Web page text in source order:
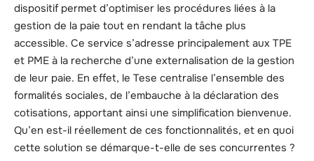
dispositif permet d’optimiser les procédures liées à la
gestion de la paie tout en rendant la tâche plus
accessible. Ce service s’adresse principalement aux TPE
et PME à la recherche d’une externalisation de la gestion
de leur paie. En effet, le Tese centralise l’ensemble des
formalités sociales, de l’embauche à la déclaration des
cotisations, apportant ainsi une simplification bienvenue.
Qu’en est-il réellement de ces fonctionnalités, et en quoi
cette solution se démarque-t-elle de ses concurrentes ?